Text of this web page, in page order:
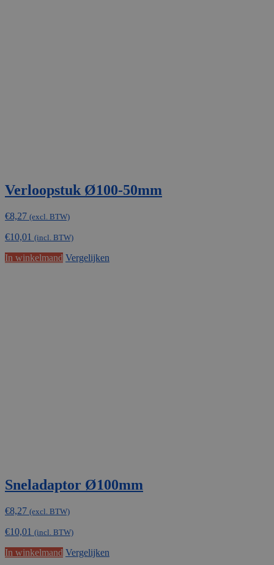
Verloopstuk Ø100-50mm
€8,27 (excl. BTW)
€10,01 (incl. BTW)
In winkelmand Vergelijken
Sneladaptor Ø100mm
€8,27 (excl. BTW)
€10,01 (incl. BTW)
In winkelmand Vergelijken